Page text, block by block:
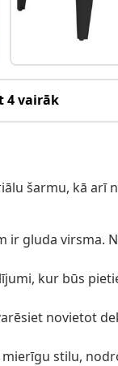
4 vairāk
šarmu, kā arī
gluda virsma.
kur būs
novietot
stilu,